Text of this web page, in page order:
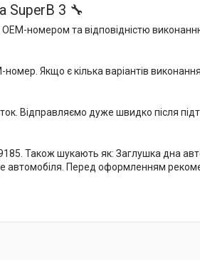
SuperB 3 🔧
номером та відповідністю
Якщо є кілька варіантів
Відправляємо дуже швидко після
Також шукають як: Заглушка дна
автомобіля. Перед оформленням